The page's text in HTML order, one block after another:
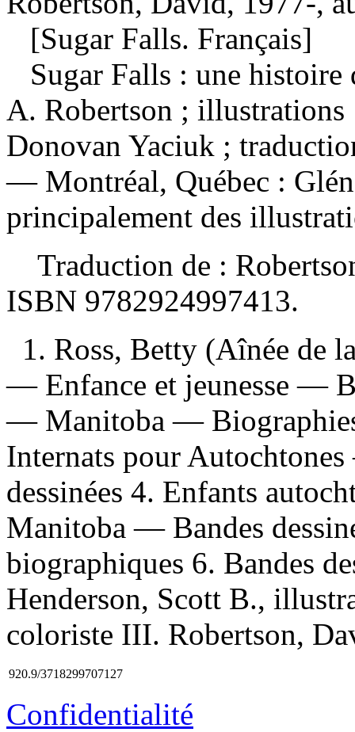
[Sugar Falls. Français]
Sugar Falls : une
A. Robertson ; illustrations
Donovan Yaciuk ;
— Montréal, Québec :
principalement des
Traduction de :
ISBN 9782924997413.
1. Ross, Betty (Aînée de
— Enfance et jeunesse —
— Manitoba —
Internats pour
dessinées 4. Enfants
Manitoba — Bandes
biographiques 6. Bandes
Henderson, Scott B.,
coloriste III. Robertson,
920.9/3718299707127
Confidentialité